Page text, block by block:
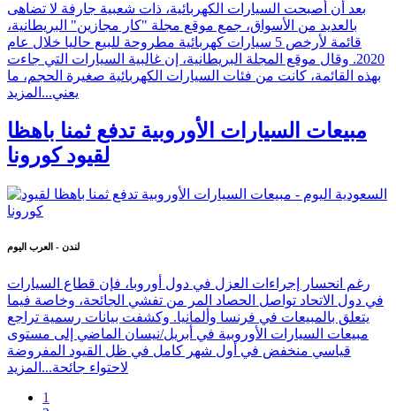
بعد أن أصبحت السيارات الكهربائية، ذات شعبية جارفة لا تضاهى
بالعديد من الأسواق، جمع موقع مجلة "كار مجازين" البريطانية،
قائمة لأرخص 5 سيارات كهربائية مطروحة للبيع حاليا خلال عام
2020. وقال موقع المجلة البريطانية، إن غالبية السيارات التي جاءت
بهذه القائمة، كانت من فئات السيارات الكهربائية صغيرة الحجم، ما
يعني... المزيد
مبيعات السيارات الأوروبية تدفع ثمنا باهظا
لقيود كورونا
لندن - العرب اليوم
رغم انحسار إجراءات العزل في دول أوروبا، فإن قطاع السيارات
في دول الاتحاد تواصل الحصاد المر من تفشي الجائحة، وخاصة فيما
يتعلق بالمبيعات في فرنسا وألمانيا. وكشفت بيانات رسمية تراجع
مبيعات السيارات الأوروبية في أبريل/نيسان الماضي إلى مستوى
قياسي منخفض في أول شهر كامل في ظل القيود المفروضة
لاحتواء جائحة... المزيد
1